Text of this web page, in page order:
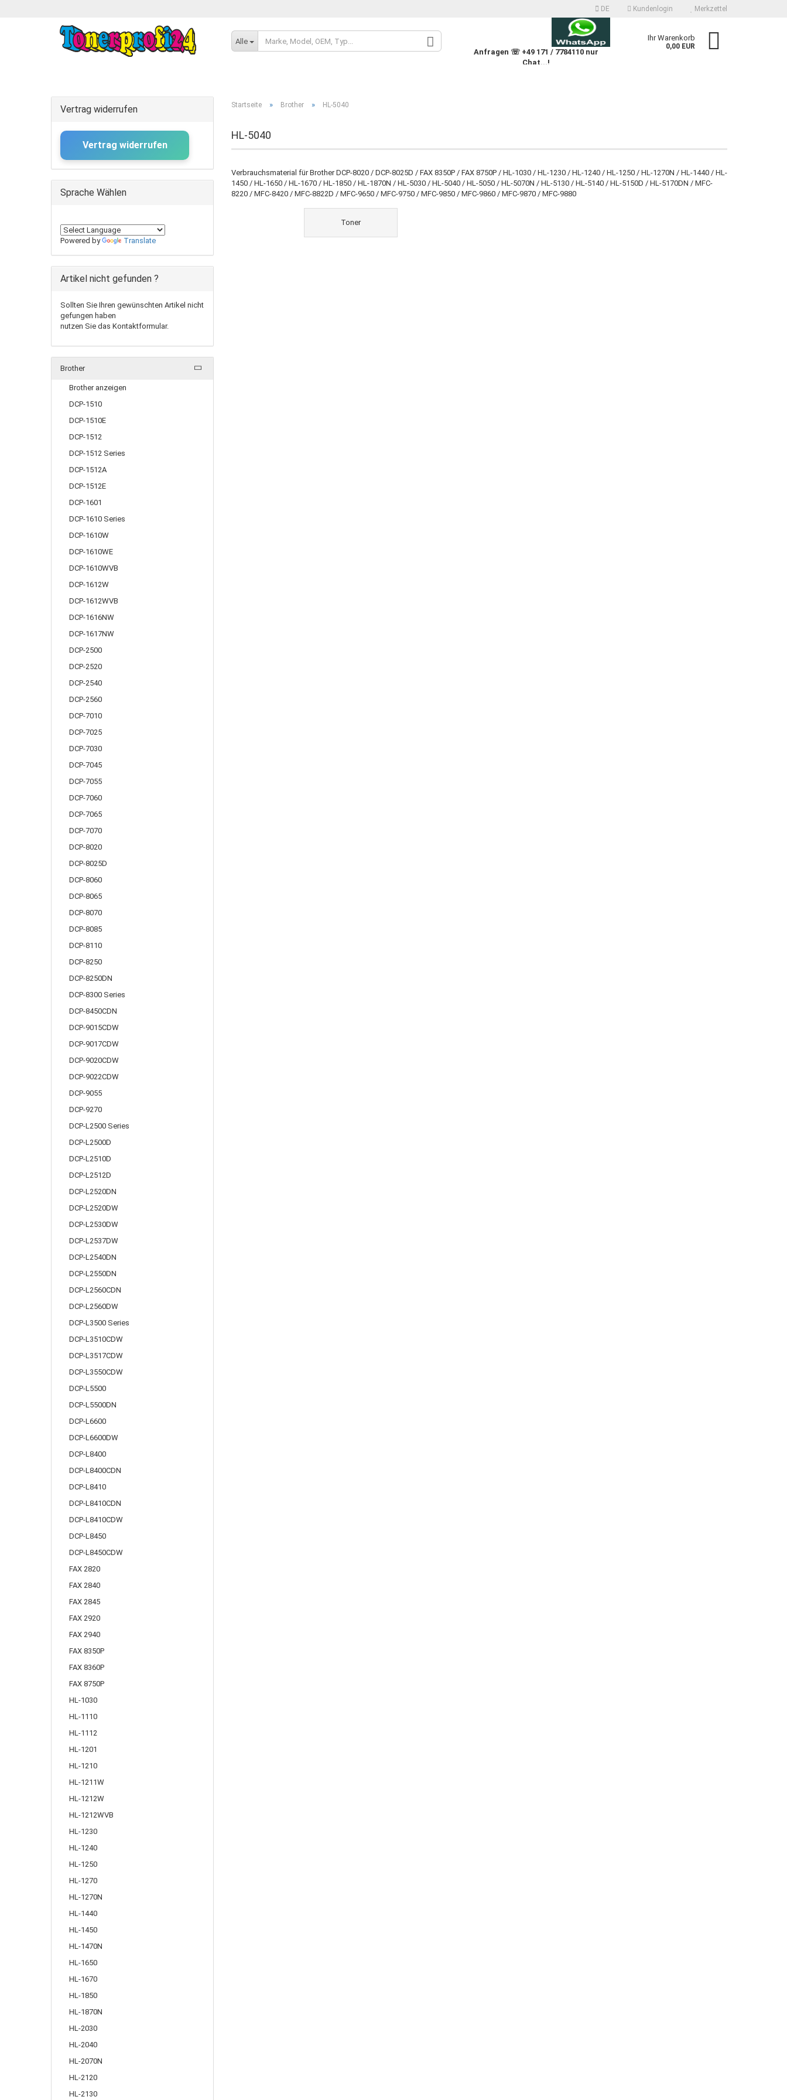
DE Kundenlogin
Konto erstellen
Passwort vergessen?
Merkzettel
Alle
Anfragen ☏ +49 171 / 7784110 nur
Chat...!
Ihr Warenkorb
0,00 EUR
Startseite » Brother » HL-5040
HL-5040
Verbrauchsmaterial für Brother DCP-8020 / DCP-8025D / FAX 8350P / FAX 8750P / HL-1030 / HL-1230 / HL-1240 / HL-1250 / HL-1270N / HL-1440 / HL-
1450 / HL-1650 / HL-1670 / HL-1850 / HL-1870N / HL-5030 / HL-5040 / HL-5050 / HL-5070N / HL-5130 / HL-5140 / HL-5150D / HL-5170DN / MFC-
8220 / MFC-8420 / MFC-8822D / MFC-9650 / MFC-9750 / MFC-9850 / MFC-9860 / MFC-9870 / MFC-9880
Toner
Vertrag widerrufen
Vertrag widerrufen
Sprache Wählen
Powered by Translate
Artikel nicht gefunden ?
Sollten Sie Ihren gewünschten Artikel nicht
gefungen haben
nutzen Sie das Kontaktformular.
Brother
Brother anzeigen
DCP-1510
DCP-1510E
DCP-1512
DCP-1512 Series
DCP-1512A
DCP-1512E
DCP-1601
DCP-1610 Series
DCP-1610W
DCP-1610WE
DCP-1610WVB
DCP-1612W
DCP-1612WVB
DCP-1616NW
DCP-1617NW
DCP-2500
DCP-2520
DCP-2540
DCP-2560
DCP-7010
DCP-7025
DCP-7030
DCP-7045
DCP-7055
DCP-7060
DCP-7065
DCP-7070
DCP-8020
DCP-8025D
DCP-8060
DCP-8065
DCP-8070
DCP-8085
DCP-8110
DCP-8250
DCP-8250DN
DCP-8300 Series
DCP-8450CDN
DCP-9015CDW
DCP-9017CDW
DCP-9020CDW
DCP-9022CDW
DCP-9055
DCP-9270
DCP-L2500 Series
DCP-L2500D
DCP-L2510D
DCP-L2512D
DCP-L2520DN
DCP-L2520DW
DCP-L2530DW
DCP-L2537DW
DCP-L2540DN
DCP-L2550DN
DCP-L2560CDN
DCP-L2560DW
DCP-L3500 Series
DCP-L3510CDW
DCP-L3517CDW
DCP-L3550CDW
DCP-L5500
DCP-L5500DN
DCP-L6600
DCP-L6600DW
DCP-L8400
DCP-L8400CDN
DCP-L8410
DCP-L8410CDN
DCP-L8410CDW
DCP-L8450
DCP-L8450CDW
FAX 2820
FAX 2840
FAX 2845
FAX 2920
FAX 2940
FAX 8350P
FAX 8360P
FAX 8750P
HL-1030
HL-1110
HL-1112
HL-1201
HL-1210
HL-1211W
HL-1212W
HL-1212WVB
HL-1230
HL-1240
HL-1250
HL-1270
HL-1270N
HL-1440
HL-1450
HL-1470N
HL-1650
HL-1670
HL-1850
HL-1870N
HL-2030
HL-2040
HL-2070N
HL-2120
HL-2130